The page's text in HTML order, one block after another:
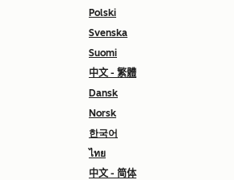
Polski
Svenska
Suomi
中文 - 繁體
Dansk
Norsk
한국어
ไทย
中文 - 简体